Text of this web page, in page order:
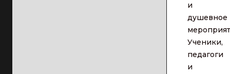
и
душевное
Ученики,
педагоги
и